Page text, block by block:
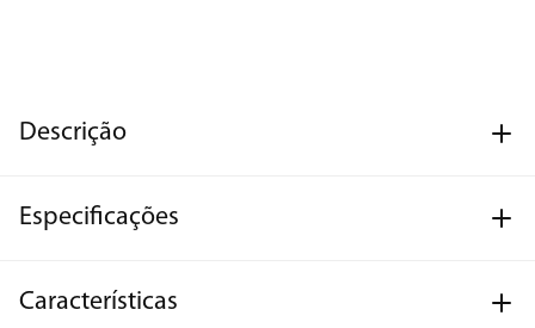
Descrição
Especificações
Características